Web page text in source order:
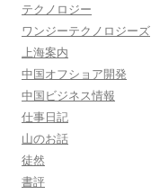
テクノロジー
ワンジーテクノロジーズ
上海案内
中国オフショア開発
中国ビジネス情報
仕事日記
山のお話
徒然
書評